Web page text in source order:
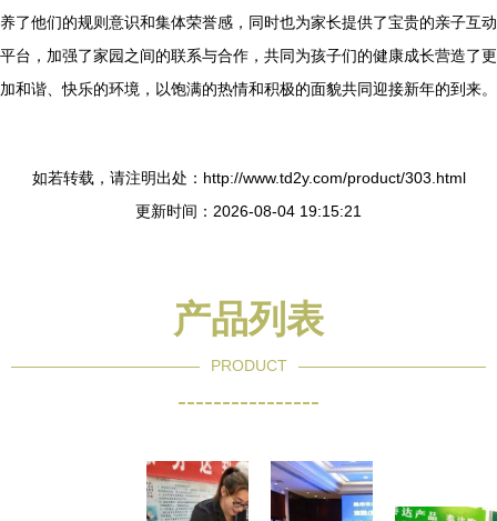
养了他们的规则意识和集体荣誉感，同时也为家长提供了宝贵的亲子互动
平台，加强了家园之间的联系与合作，共同为孩子们的健康成长营造了更
加和谐、快乐的环境，以饱满的热情和积极的面貌共同迎接新年的到来。
如若转载，请注明出处：http://www.td2y.com/product/303.html
更新时间：2026-08-04 19:15:21
产品列表
PRODUCT
----------------